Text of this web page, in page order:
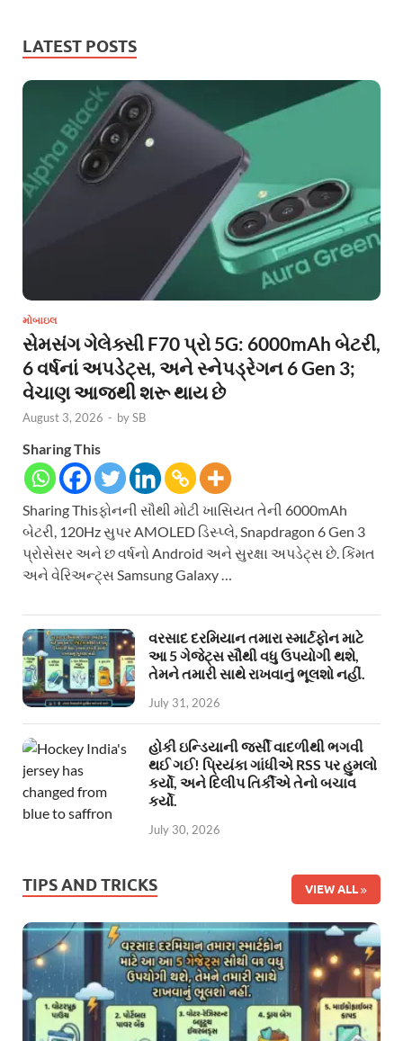
LATEST POSTS
મોબાઇલ
સેમસંગ ગેલેક્સી F70 પ્રો 5G: 6000mAh બેટરી,
6 વર્ષનાં અપડેટ્સ, અને સ્નેપડ્રેગન 6 Gen 3;
વેચાણ આજથી શરૂ થાય છે
August 3, 2026 - bySB
Sharing This
Sharing Thisફોનની સૌથી મોટી ખાસિયત તેની 6000mAh
બેટરી, 120Hz સુપર AMOLED ડિસ્પ્લે, Snapdragon 6 Gen 3
પ્રોસેસર અને છ વર્ષનો Android અને સુરક્ષા અપડેટ્સ છે. કિંમત
અને વેરિઅન્ટ્સ Samsung Galaxy …
વરસાદ દરમિયાન તમારા સ્માર્ટફોન માટે
આ 5 ગેજેટ્સ સૌથી વધુ ઉપયોગી થશે,
તેમને તમારી સાથે રાખવાનું ભૂલશો નહીં.
July 31, 2026
હોકી ઇન્ડિયાની જર્સી વાદળીથી ભગવી
થઈ ગઈ! પ્રિયંકા ગાંધીએ RSS પર હુમલો
કર્યો, અને દિલીપ તિર્કીએ તેનો બચાવ
કર્યો.
July 30, 2026
TIPS AND TRICKS VIEW ALL